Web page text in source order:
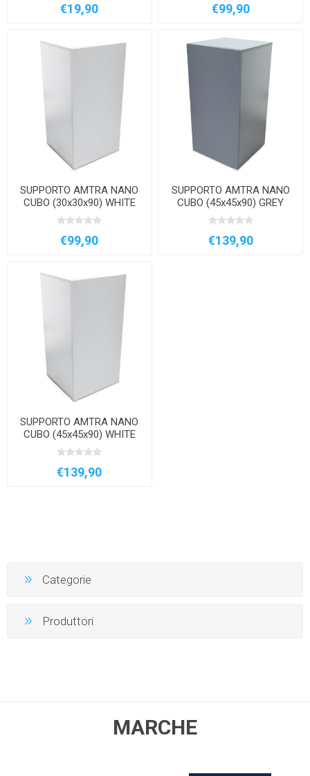
€19,90 €99,90
SUPPORTO AMTRA NANO
CUBO (30x30x90) WHITE
€99,90
SUPPORTO AMTRA NANO
CUBO (45x45x90) GREY
€139,90
SUPPORTO AMTRA NANO
CUBO (45x45x90) WHITE
€139,90
Categorie
Produttori
MARCHE